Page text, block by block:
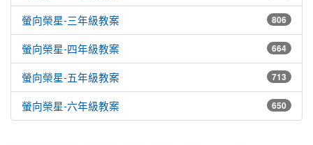
806
螢向榮星-三年級教案
664
螢向榮星-四年級教案
713
螢向榮星-五年級教案
650
螢向榮星-六年級教案